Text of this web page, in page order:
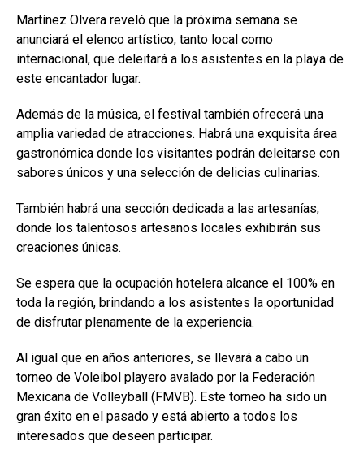
Martínez Olvera reveló que la próxima semana se
anunciará el elenco artístico, tanto local como
internacional, que deleitará a los asistentes en la playa de
este encantador lugar.
Además de la música, el festival también ofrecerá una
amplia variedad de atracciones. Habrá una exquisita área
gastronómica donde los visitantes podrán deleitarse con
sabores únicos y una selección de delicias culinarias.
También habrá una sección dedicada a las artesanías,
donde los talentosos artesanos locales exhibirán sus
creaciones únicas.
Se espera que la ocupación hotelera alcance el 100% en
toda la región, brindando a los asistentes la oportunidad
de disfrutar plenamente de la experiencia.
Al igual que en años anteriores, se llevará a cabo un
torneo de Voleibol playero avalado por la Federación
Mexicana de Volleyball (FMVB). Este torneo ha sido un
gran éxito en el pasado y está abierto a todos los
interesados que deseen participar.